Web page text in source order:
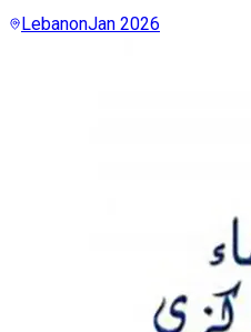
LebanonJan 2026